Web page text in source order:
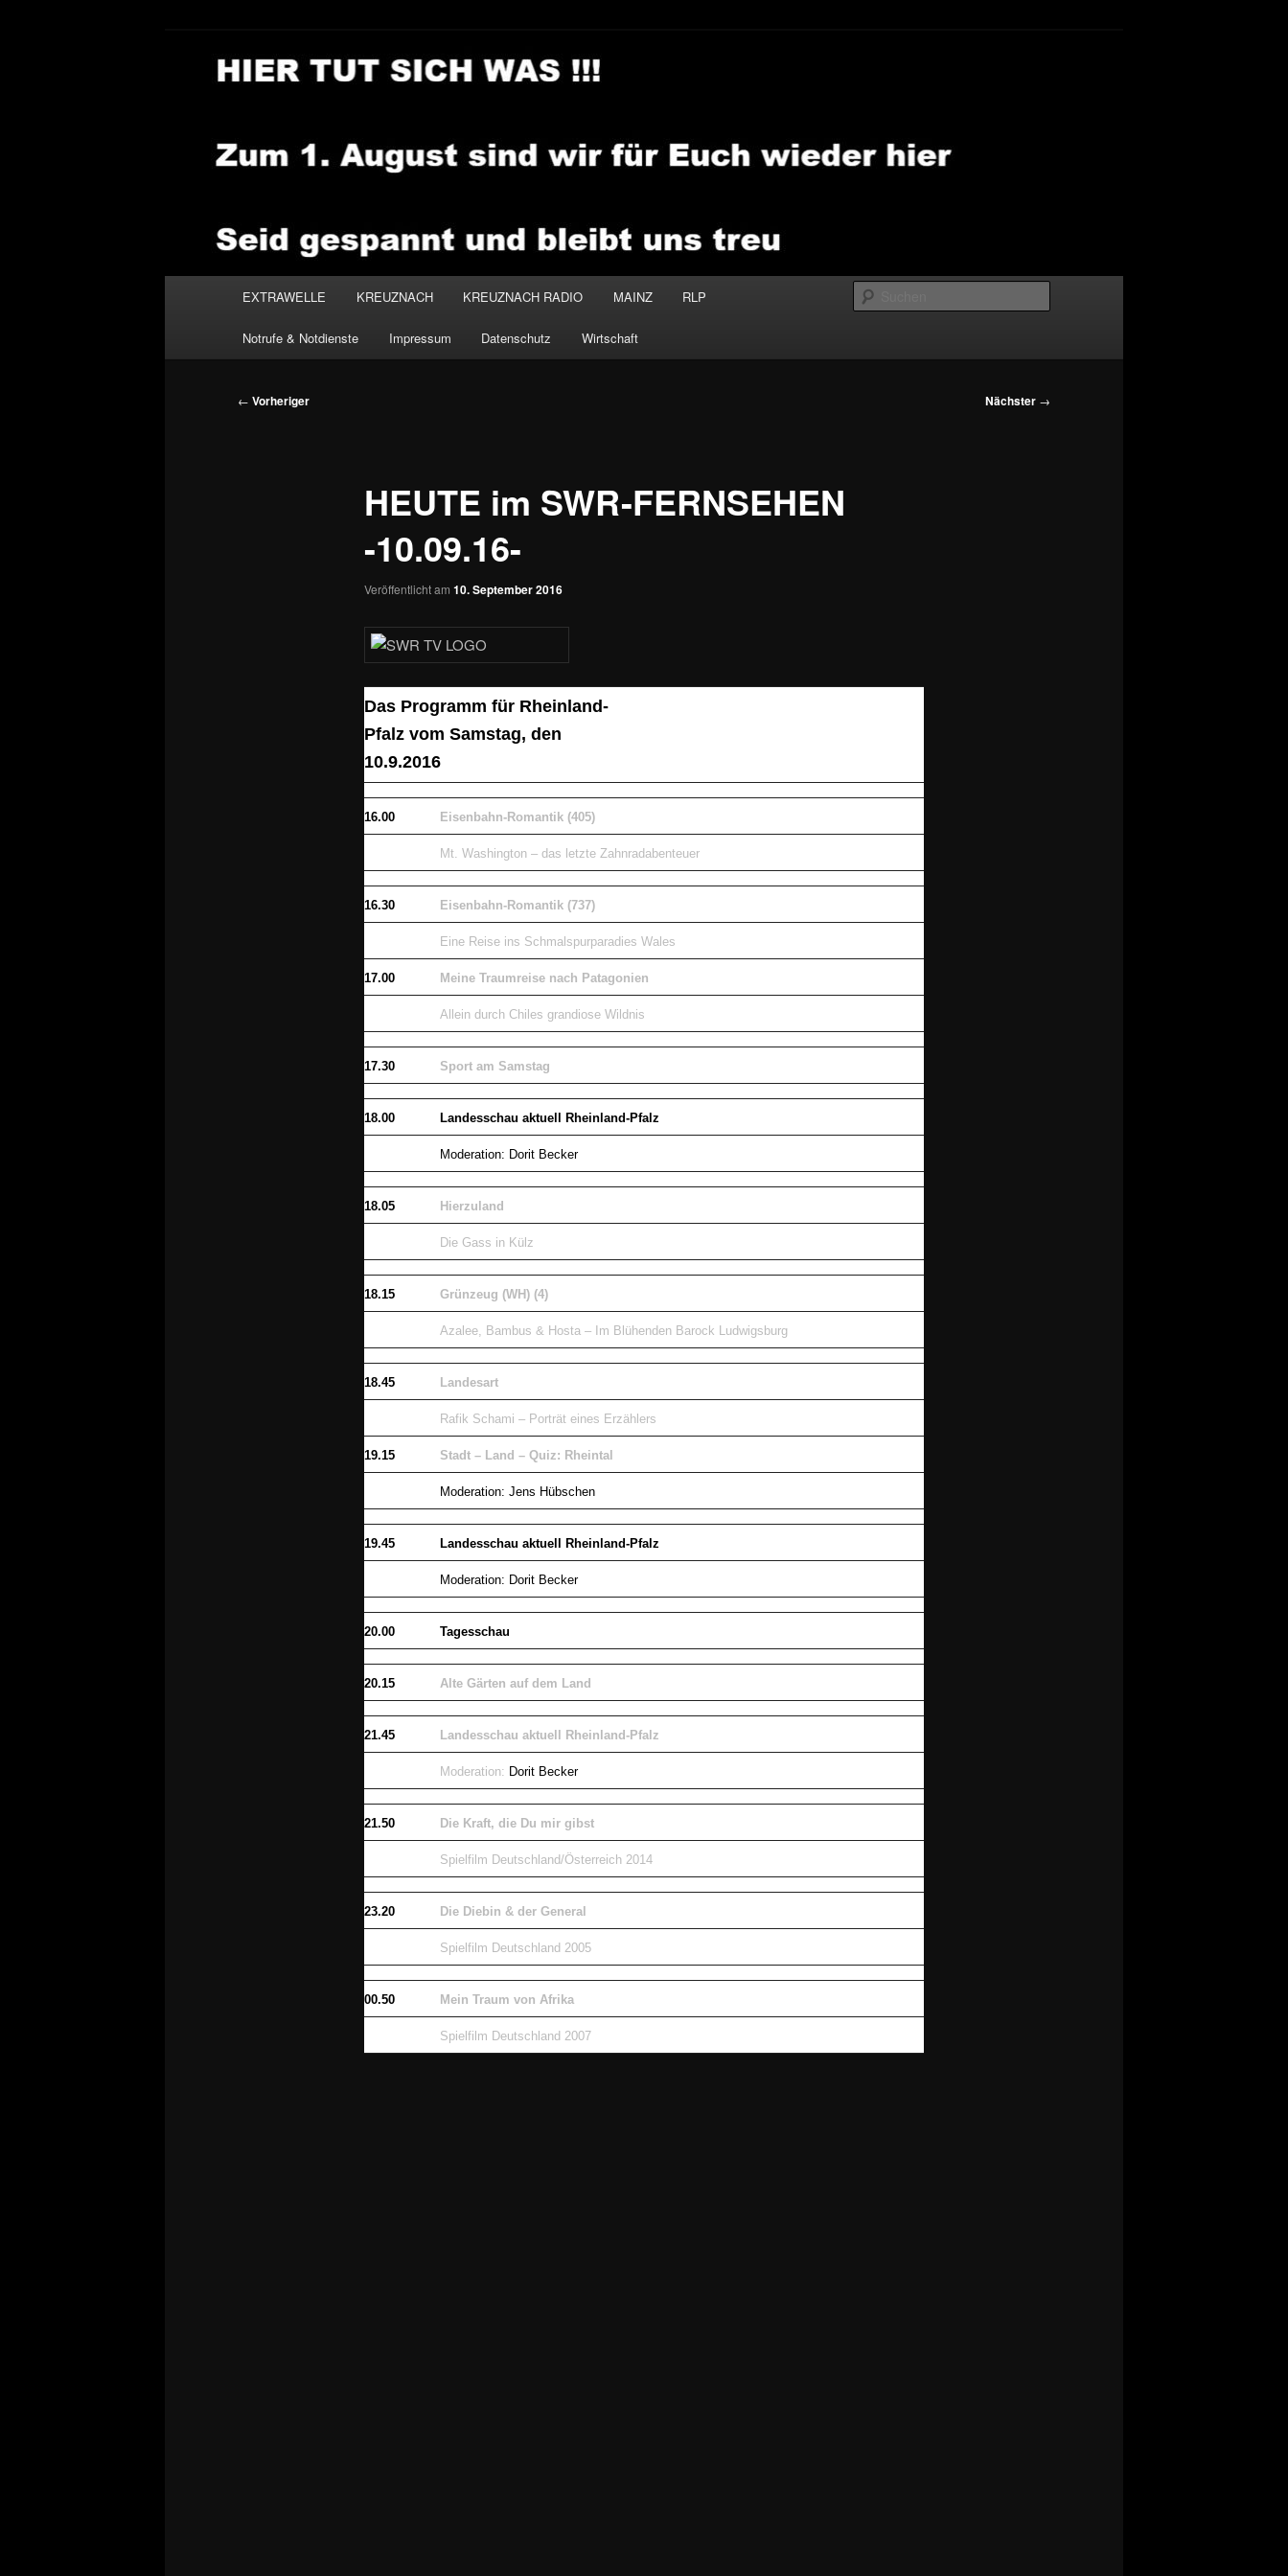
EXTRAWELLE KREUZNACH KREUZNACH RADIO MAINZ RLP
Notrufe & Notdienste Impressum Datenschutz Wirtschaft
Beitragsnavigation
← Vorheriger Nächster →
HEUTE im SWR-FERNSEHEN
-10.09.16-
Veröffentlicht am 10. September 2016
Das Programm für Rheinland-
Pfalz vom Samstag, den
10.9.2016
16.00 Eisenbahn-Romantik (405)
Mt. Washington – das letzte Zahnradabenteuer
16.30 Eisenbahn-Romantik (737)
Eine Reise ins Schmalspurparadies Wales
17.00 Meine Traumreise nach Patagonien
Allein durch Chiles grandiose Wildnis
17.30 Sport am Samstag
18.00 Landesschau aktuell Rheinland-Pfalz
Moderation: Dorit Becker
18.05 Hierzuland
Die Gass in Külz
18.15 Grünzeug (WH) (4)
Azalee, Bambus & Hosta – Im Blühenden Barock Ludwigsburg
18.45 Landesart
Rafik Schami – Porträt eines Erzählers
19.15 Stadt – Land – Quiz: Rheintal
Moderation: Jens Hübschen
19.45 Landesschau aktuell Rheinland-Pfalz
Moderation: Dorit Becker
20.00 Tagesschau
20.15 Alte Gärten auf dem Land
21.45 Landesschau aktuell Rheinland-Pfalz
Moderation: Dorit Becker
21.50 Die Kraft, die Du mir gibst
Spielfilm Deutschland/Österreich 2014
23.20 Die Diebin & der General
Spielfilm Deutschland 2005
00.50 Mein Traum von Afrika
Spielfilm Deutschland 2007